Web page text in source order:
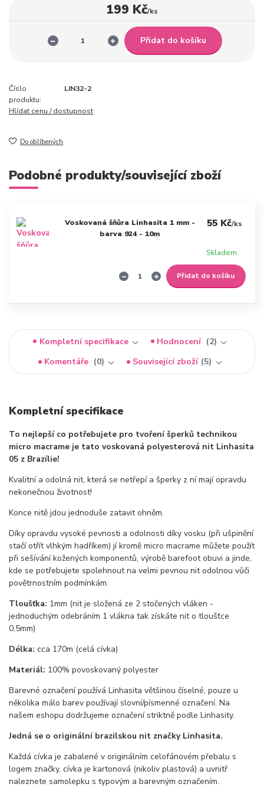
199 Kč/ks
Přidat do košíku
Číslo
produktu:
LIN32-2
Hlídat cenu / dostupnost
Do oblíbených
Podobné produkty/související zboží
Voskovaná šňůra Linhasita 1 mm -
barva 924 - 10m
55 Kč/ks
Skladem
Přidat do košíku
Kompletní specifikace Hodnocení
2
Komentáře
0 Související zboží 5
Kompletní specifikace
To nejlepší co potřebujete pro tvoření šperků technikou
micro macrame je tato voskovaná polyesterová nit Linhasita
05 z Brazílie!
Kvalitní a odolná nit, která se netřepí a šperky z ní mají opravdu
nekonečnou životnost!
Konce nitě jdou jednoduše zatavit ohněm.
Díky opravdu vysoké pevnosti a odolnosti díky vosku (při ušpinění
stačí otřít vlhkým hadříkem) jí kromě micro macrame můžete použít
při sešívání kožených komponentů, výrobě barefoot obuvi a jinde,
kde se potřebujete spolehnout na velmi pevnou nit odolnou vůči
povětrnostním podmínkám.
Tloušťka: 1mm (nit je složená ze 2 stočených vláken -
jednoduchým odebráním 1 vlákna tak získáte nit o tloušťce
0,5mm)
Délka: cca 170m (celá cívka)
Materiál: 100% povoskovaný polyester
Barevné označení používá Linhasita většinou číselné, pouze u
několika málo barev používají slovní/písmenné označení. Na
našem eshopu dodržujeme označení striktně podle Linhasity.
Jedná se o originální brazilskou nit značky Linhasita.
Každá cívka je zabalené v originálním celofánovém přebalu s
logem značky, cívka je kartonová (nikoliv plastová) a uvnitř
naleznete samolepku s typovým a barevným označením.